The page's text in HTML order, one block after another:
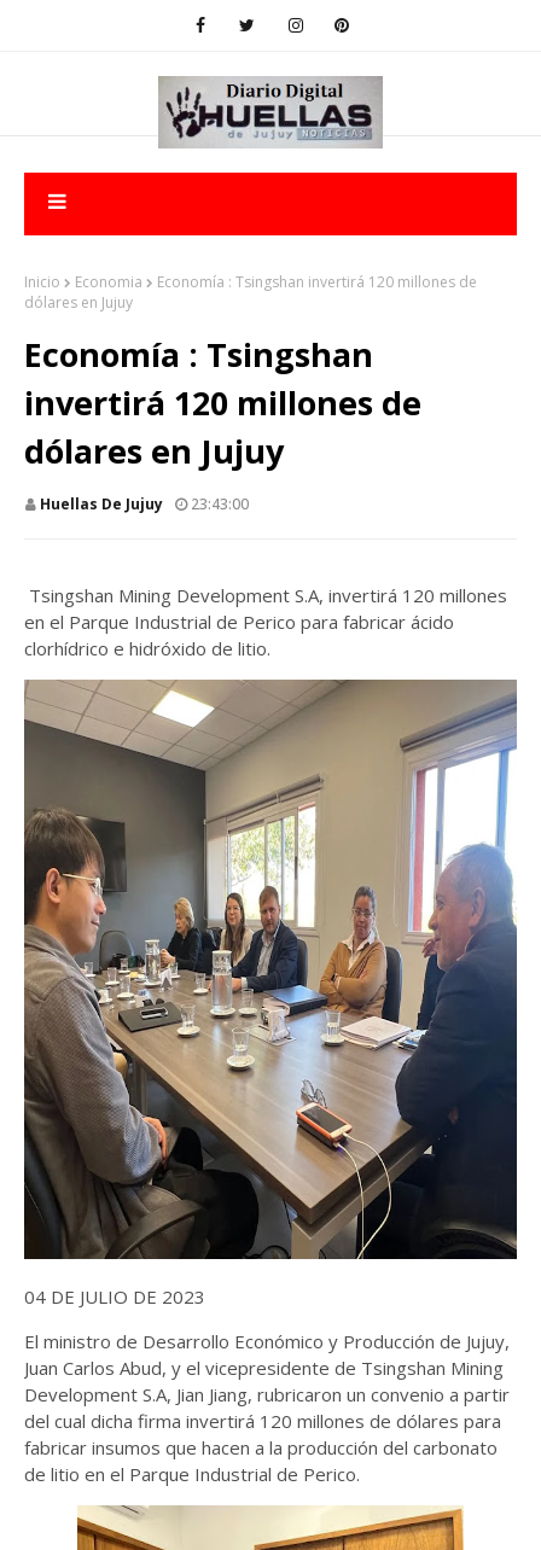
Inicio Economia
Economía : Tsingshan invertirá 120 millones de
dólares en Jujuy
Economía : Tsingshan
invertirá 120 millones de
dólares en Jujuy
Huellas De Jujuy 23:43:00
Tsingshan Mining Development S.A, invertirá 120 millones
en el Parque Industrial de Perico para fabricar ácido
clorhídrico e hidróxido de litio.
04 DE JULIO DE 2023
El ministro de Desarrollo Económico y Producción de Jujuy,
Juan Carlos Abud, y el vicepresidente de Tsingshan Mining
Development S.A, Jian Jiang, rubricaron un convenio a partir
del cual dicha firma invertirá 120 millones de dólares para
fabricar insumos que hacen a la producción del carbonato
de litio en el Parque Industrial de Perico.